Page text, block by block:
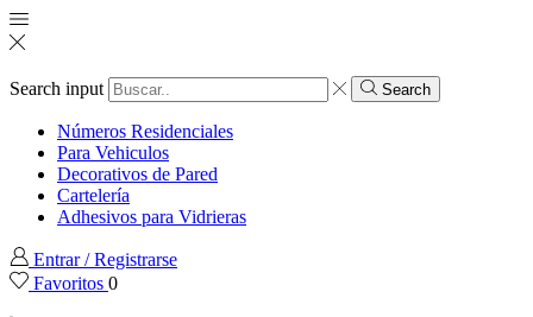
Search input Search
Números Residenciales
Para Vehiculos
Decorativos de Pared
Cartelería
Adhesivos para Vidrieras
Entrar / Registrarse
Favoritos 0